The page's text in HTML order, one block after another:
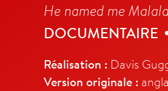
He named me Malala
DOCUMENTAIRE
Réalisation : Davis
Version originale :